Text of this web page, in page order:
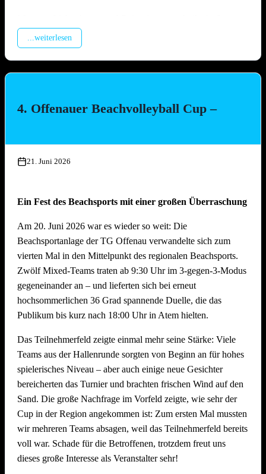
Spülzelt, Verkabelung Wagen
Mittwoch, 15. Juli 2026, ab 17.00 Uhr
Gläserreinigung, Infrastruktur, Bierwagen, Aufstellung
Garnituren, Aufbau Zelt
Restarbeiten, Fertigstellung Gelände und Inbetriebnahme
technische Gerätschaften
Anschliessend traditionelles Grillfest!
Samstag, 18. Juli 2026 ab 09.00 Uhr
Dekoration Festplatz, Preisaushang, Herstellung Salate
(Vereinsküche Saline)
Dienstag, 21. Juli 2026 ab 09.00 Uhr
Abbau !! Vor dem Fest ist bereits auch nach dem Fest und
auch der Abbau muss organisiert sein. Bitte helft mit, dass
nach intensiven Festtagen mit vielen Helferinnen und Helfern
der Abbau schnell und zügig voranschreitet. Hier können wir
jede helfende Hand gebrauchen. Auch nach einem
Arbeitstag am Arbeitsplatz bitte zum Feierabend ans
Neckarufer kommen!!
...weiterlesen
4. Offenauer Beachvolleyball Cup –
21. Juni 2026
Ein Fest des Beachsports mit einer großen Überraschung
Am 20. Juni 2026 war es wieder so weit: Die
Beachsportanlage der TG Offenau verwandelte sich zum
vierten Mal in den Mittelpunkt des regionalen Beachsports.
Zwölf Mixed-Teams traten ab 9:30 Uhr im 3-gegen-3-Modus
gegeneinander an – und lieferten sich bei erneut
hochsommerlichen 36 Grad spannende Duelle, die das
Publikum bis kurz nach 18:00 Uhr in Atem hielten.
Das Teilnehmerfeld zeigte einmal mehr seine Stärke: Viele
Teams aus der Hallenrunde sorgten von Beginn an für hohes
spielerisches Niveau – aber auch einige neue Gesichter
bereicherten das Turnier und brachten frischen Wind auf den
Sand. Die große Nachfrage im Vorfeld zeigte, wie sehr der
Cup in der Region angekommen ist: Zum ersten Mal mussten
wir mehreren Teams absagen, weil das Teilnehmerfeld bereits
voll war. Schade für die Betroffenen, trotzdem freut uns
dieses große Interesse als Veranstalter sehr!